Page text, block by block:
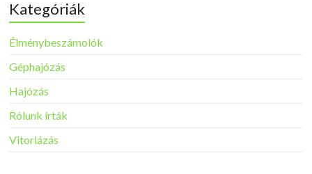
Kategóriák
Élménybeszámolók
Géphajózás
Hajózás
Rólunk írták
Vitorlázás